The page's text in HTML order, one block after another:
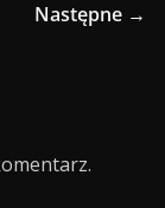
Następne →